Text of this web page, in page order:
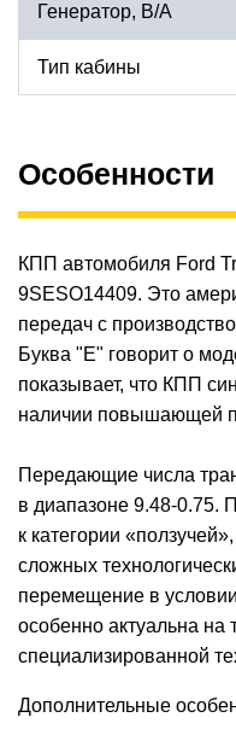
Генератор, В/А
Тип кабины
Особенности
КПП автомобиля Ford
9SESO14409. Это
передач с
Буква "E" говорит о
показывает, что КПП
наличии повышающей
Передающие числа
в диапазоне 9.48-0.75.
к категории
сложных
перемещение в
особенно актуальна на
специализированной
Дополнительные